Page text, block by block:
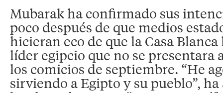
Mubarak ha confirmado sus
poco después de que medios
hicieran eco de que la Casa
líder egipcio que no se presentara
los comicios de septiembre. “He
sirviendo a Egipto y su pueblo”,